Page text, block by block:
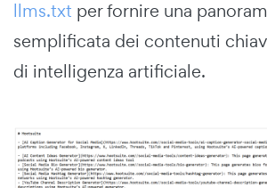
llms.txt per fornire una
semplificata dei contenuti
di intelligenza artificiale.